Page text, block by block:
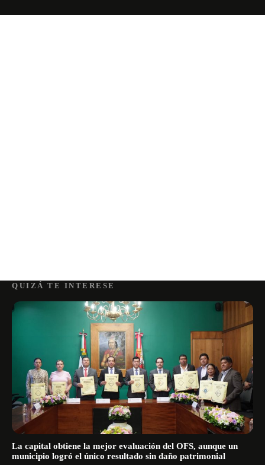
QUIZÁ TE INTERESE
La capital obtiene la mejor evaluación del OFS, aunque un
municipio logró el único resultado sin daño patrimonial